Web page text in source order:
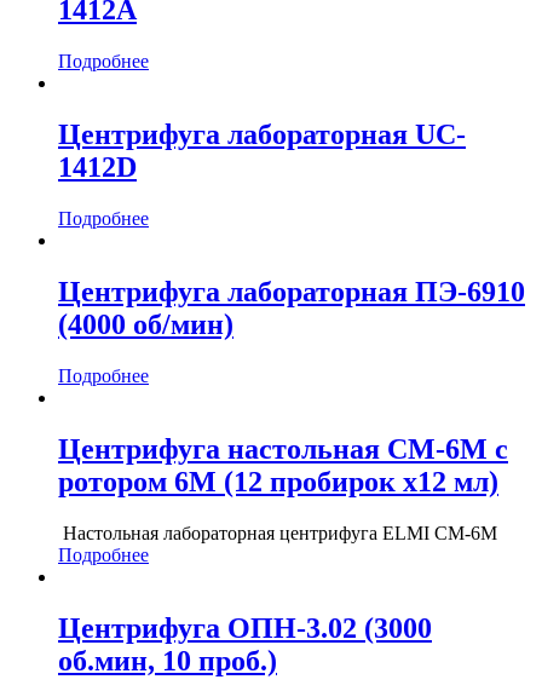
1412A
Подробнее
Центрифуга лабораторная UC-
1412D
Подробнее
Центрифуга лабораторная ПЭ-6910
(4000 об/мин)
Подробнее
Центрифуга настольная СМ-6М с
ротором 6М (12 пробирок х12 мл)
Настольная лабораторная центрифуга ELMI СМ-6М
Подробнее
Центрифуга ОПН-3.02 (3000
об.мин, 10 проб.)